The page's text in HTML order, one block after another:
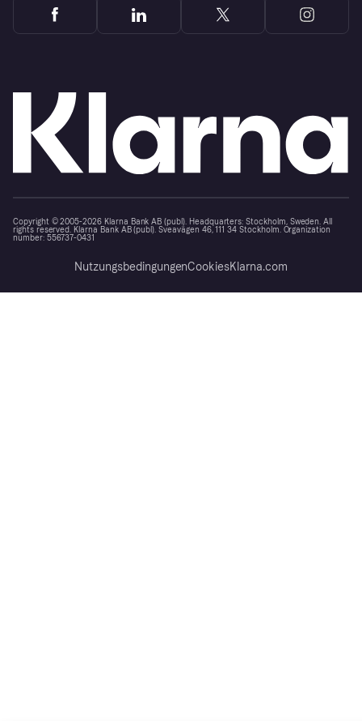
Copyright © 2005-2026 Klarna Bank AB (publ). Headquarters: Stockholm, Sweden. All
rights reserved. Klarna Bank AB (publ). Sveavägen 46, 111 34 Stockholm. Organization
number: 556737-0431
NutzungsbedingungenCookiesKlarna.com